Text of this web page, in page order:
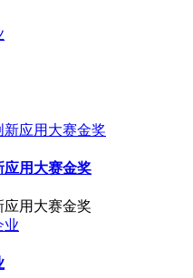
应用大赛金奖
用大赛金奖